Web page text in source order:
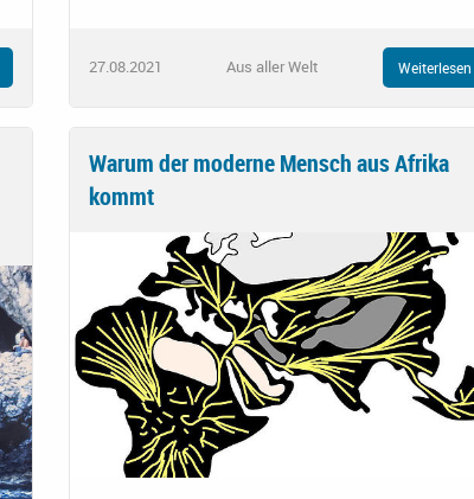
27.08.2021 Aus aller Welt Weiterlesen
Warum der moderne Mensch aus Afrika
kommt